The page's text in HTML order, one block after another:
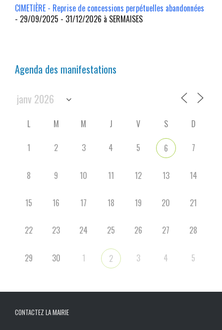
CIMETIÈRE - Reprise de concessions perpétuelles abandonnées
- 29/09/2025 - 31/12/2026 à SERMAISES
Agenda des manifestations
L M M J V S
D
1
2 3 4 5 6 7
8 9 10 11 12 13 14
15 16 17 18 19 20 21
22 23 24 25 26 27 28
29 30 1 2 3 4 5
CONTACTEZ LA MAIRIE